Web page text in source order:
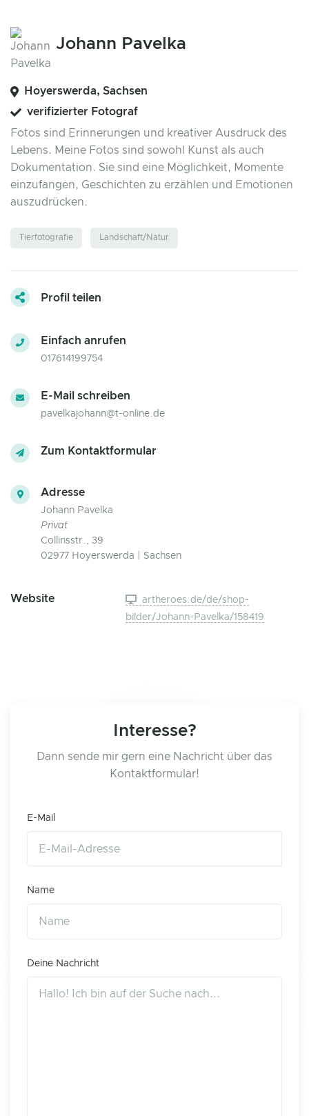
Johann Pavelka
Hoyerswerda, Sachsen
verifizierter Fotograf
Fotos sind Erinnerungen und kreativer Ausdruck des
Lebens. Meine Fotos sind sowohl Kunst als auch
Dokumentation. Sie sind eine Möglichkeit, Momente
einzufangen, Geschichten zu erzählen und Emotionen
auszudrücken.
Tierfotografie Landschaft/Natur
Profil teilen
Einfach anrufen
017614199754
E-Mail schreiben
pavelkajohann@t-online.de
Zum Kontaktformular
Adresse
Johann Pavelka
Privat
Collinsstr., 39
02977 Hoyerswerda | Sachsen
Website
artheroes.de/de/shop-
bilder/Johann-Pavelka/158419
Interesse?
Dann sende mir gern eine Nachricht über das
Kontaktformular!
E-Mail
Name
Deine Nachricht